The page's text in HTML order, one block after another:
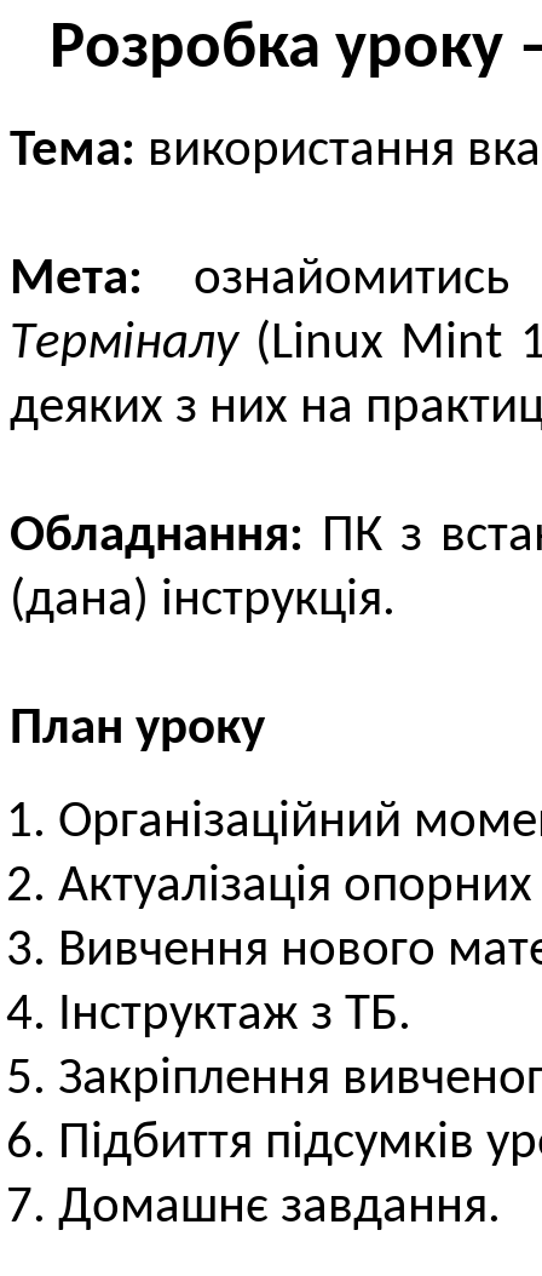
Розробка уроку
Тема: використання
Мета:
Tерміналу(Linux Mint
деяких з них на
Обладнання: ПК з
(дана) інструкція.
План уроку
Організаційний
Актуалізація
Вивчення нового
Інструктаж з ТБ.
Закріплення
Підбиття підсумків
Домашнє завдання.